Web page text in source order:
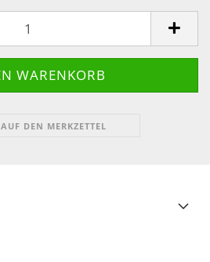
AUF DEN MERKZETTEL